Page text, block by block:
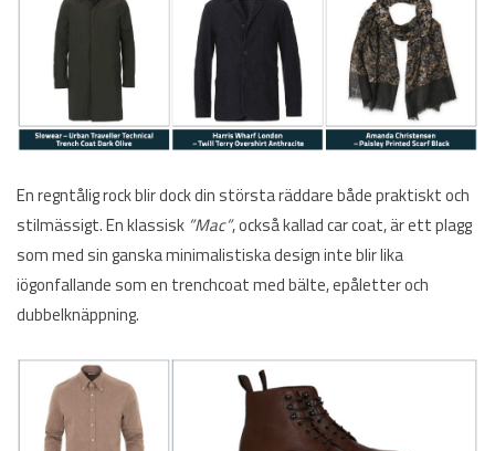
En regntålig rock blir dock din största räddare både praktiskt och
stilmässigt. En klassisk ”Mac”, också kallad car coat, är ett plagg
som med sin ganska minimalistiska design inte blir lika
iögonfallande som en trenchcoat med bälte, epåletter och
dubbelknäppning.